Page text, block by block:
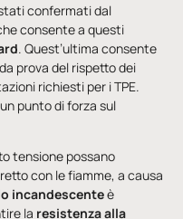
confermati dal
consente a questi
. Quest’ultima consente
prova del rispetto dei
richiesti per i TPE.
punto di forza sul
tensione possano
con le fiamme, a causa
incandescenteè
la resistenza alla